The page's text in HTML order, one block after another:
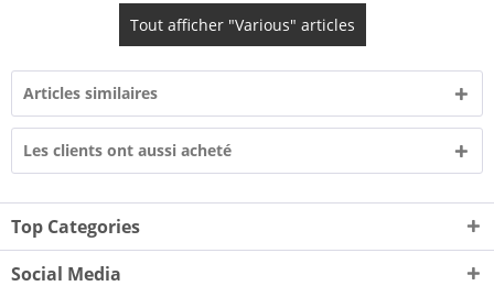
Tout afficher "Various" articles
Articles similaires
Les clients ont aussi acheté
Top Categories
Social Media